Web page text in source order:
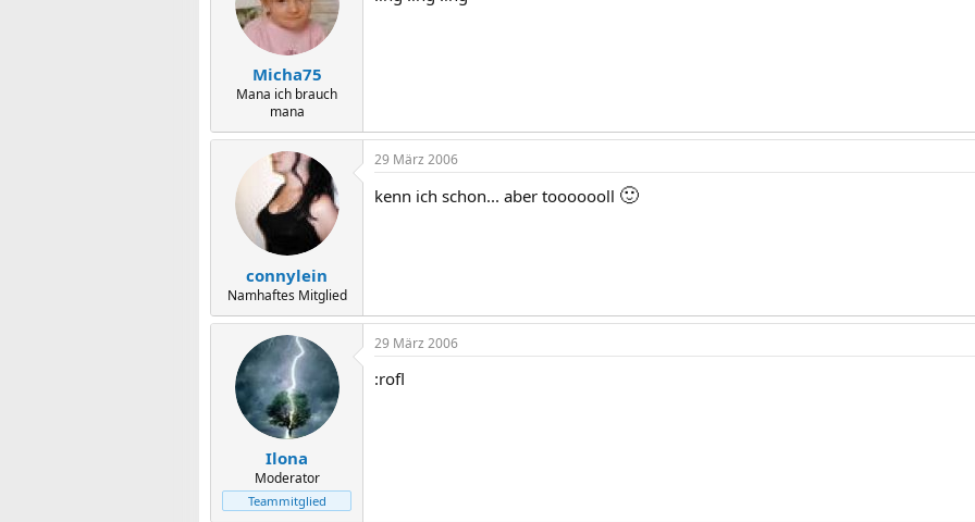
Micha75
Mana ich brauch
mana
connylein
Namhaftes Mitglied
29 März 2006
kenn ich schon... aber tooooooll 🙂
Ilona
Moderator
Teammitglied
29 März 2006
:rofl